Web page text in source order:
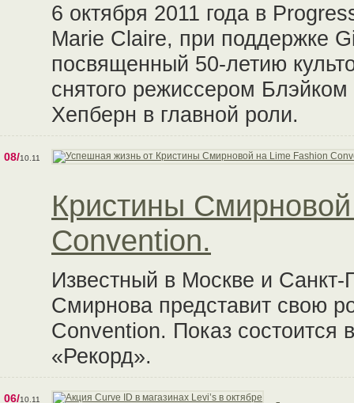
6 октября 2011 года в
Marie Claire, при поддержке
посвященный 50-летию
снятого режиссером
Хепберн в главной роли.
08/10.11
Кристины
Convention.
Известный в Москве и Санкт-
Смирнова представит свою
Convention. Показ состоится
«Рекорд».
06/10.11